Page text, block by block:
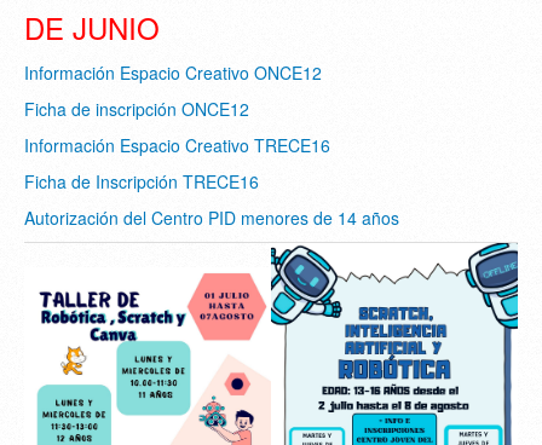
DE JUNIO
Información Espacio Creativo ONCE12
Ficha de inscripción ONCE12
Información Espacio Creativo TRECE16
Ficha de Inscripción TRECE16
Autorización del Centro PID menores de 14 años